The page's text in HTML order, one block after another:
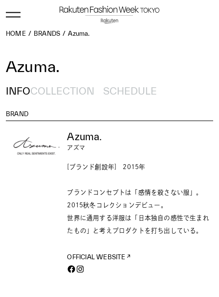
HOME BRANDS Azuma.
Azuma.
INFOCOLLECTION SCHEDULE
BRAND
Azuma.
アズマ
[ブランド創設年] 2015年
ブランドコンセプトは「感情を殺さない服」。
2015秋冬コレクションデビュー。
世界に通用する洋服は「日本独自の感性で生まれ
たもの」と考えプロダクトを打ち出している。
OFFICIAL WEBSITE